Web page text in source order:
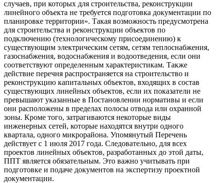
случаев, при которых для строительства, реконструкции
линейного объекта не требуется подготовка документации по
планировке территории». Такая возможность предусмотрена
для строительства и реконструкции объектов по
подключению (технологическому присоединению) к
существующим электрическим сетям, сетям теплоснабжения,
газоснабжения, водоснабжения и водоотведения, если они
соответствуют определенным характеристикам. Также
действие перечня распространяется на строительство и
реконструкцию капитальных объектов, входящих в состав
существующих линейных объектов, если их показатели не
превышают указанные в Постановлении нормативы и если
они расположены в пределах полосы отвода или охранной
зоны. Кроме того, затрагиваются некоторые виды
инженерных сетей, которые находятся внутри одного
квартала, одного микрорайона. Упомянутый Перечень
действует с 1 июля 2017 года. Следовательно, для всех
проектов линейных объектов, разработанных до этой даты,
ППТ является обязательным. Это важно учитывать при
подготовке и подаче документов на экспертизу проектной
документации.